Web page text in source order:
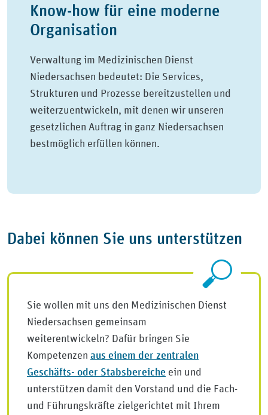
Know-how für eine moderne
Organisation
Verwaltung im Medizinischen Dienst
Niedersachsen bedeutet: Die Services,
Strukturen und Prozesse bereitzustellen und
weiterzuentwickeln, mit denen wir unseren
gesetzlichen Auftrag in ganz Niedersachsen
bestmöglich erfüllen können.
Dabei können Sie uns unterstützen
Sie wollen mit uns den Medizinischen Dienst
Niedersachsen gemeinsam
weiterentwickeln? Dafür bringen Sie
Kompetenzen aus einem der zentralen
Geschäfts- oder Stabsbereiche ein und
unterstützen damit den Vorstand und die Fach-
und Führungskräfte zielgerichtet mit Ihrem